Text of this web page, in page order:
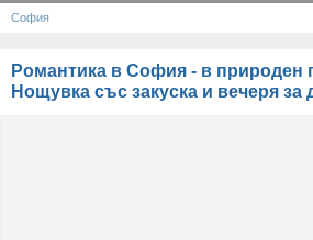
София
Романтика в София - в природен
Нощувка със закуска и вечеря за